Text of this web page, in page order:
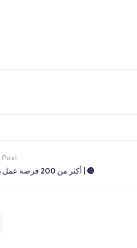
🔴 | أكثر من 200 فرصة عمل بانتظارك!